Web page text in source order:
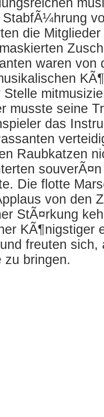
StabfÃ¼hrung
die
waren von
musste seine
das
Raubkatzen
Die flotte
von den
StÃ¤rkung
KÃ¶nigstiger
freuten sich,
zu bringen.